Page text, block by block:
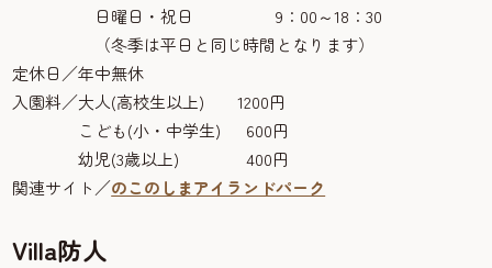
日曜日・祝日 9：00～18：30
（冬季は平日と同じ時間となります）
定休日／年中無休
入園料／大人(高校生以上) 1200円
こども(小・中学生) 600円
幼児(3歳以上) 400円
関連サイト／のこのしまアイランドパーク
Villa防人